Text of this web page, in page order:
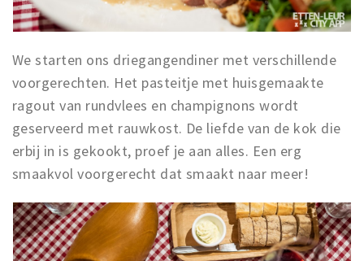
We starten ons driegangendiner met verschillende
voorgerechten. Het pasteitje met huisgemaakte
ragout van rundvlees en champignons wordt
geserveerd met rauwkost. De liefde van de kok die
erbij in is gekookt, proef je aan alles. Een erg
smaakvol voorgerecht dat smaakt naar meer!